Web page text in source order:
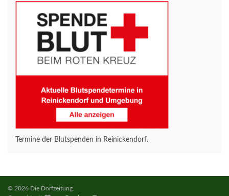
Termine der Blutspenden in Reinickendorf.
© 2026 Die Dorfzeitung.